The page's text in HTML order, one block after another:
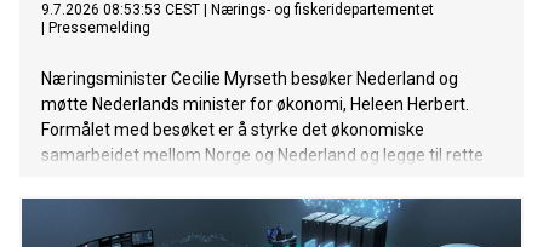
9.7.2026 08:53:53 CEST
Nærings- og fiskeridepartementet
Pressemelding
Næringsminister Cecilie Myrseth besøker Nederland og
møtte Nederlands minister for økonomi, Heleen Herbert.
Formålet med besøket er å styrke det økonomiske
samarbeidet mellom Norge og Nederland og legge til rette